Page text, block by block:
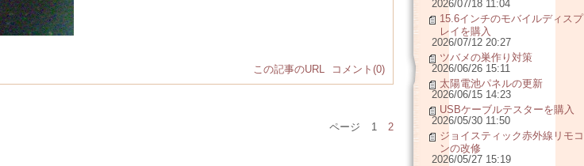
この記事のURL コメント(0)
ページ
1 2
2026/07/18 11:04
15.6インチのモバイルディスプ
レイを購入
2026/07/12 20:27
ツバメの巣作り対策
2026/06/26 15:11
太陽電池パネルの更新
2026/06/15 14:23
USBケーブルテスターを購入
2026/05/30 11:50
ジョイスティック赤外線リモコ
ンの改修
2026/05/27 15:19